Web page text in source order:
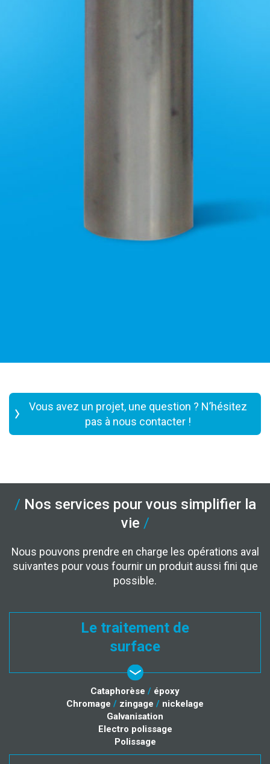
Vous avez un projet, une question ? N’hésitez
pas à nous contacter !
Nos services pour vous simplifier la
vie
Nous pouvons prendre en charge les opérations aval
suivantes pour vous fournir un produit aussi fini que
possible.
Le traitement de
surface
Cataphorèse / époxy
Chromage / zingage / nickelage
Galvanisation
Electro polissage
Polissage